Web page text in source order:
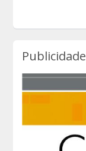
Publicidade